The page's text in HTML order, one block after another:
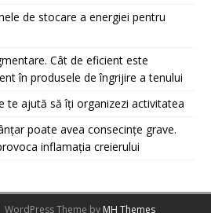
de stocare a energiei pentru
Cât de eficient este
în produsele de îngrijire a tenului
te ajută să îți organizezi activitatea
poate avea consecințe grave.
inflamația creierului
Theme by MH Themes